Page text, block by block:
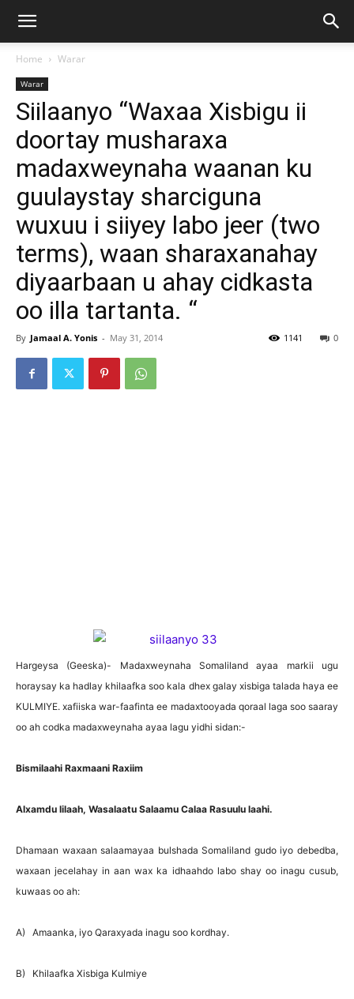
Home Warar
Warar
Siilaanyo “Waxaa Xisbigu ii
doortay musharaxa
madaxweynaha waanan ku
guulaystay sharciguna
wuxuu i siiyey labo jeer (two
terms), waan sharaxanahay
diyaarbaan u ahay cidkasta
oo illa tartanta. “
By Jamaal A. Yonis - May 31, 2014 0
1141
Hargeysa (Geeska)- Madaxweynaha Somaliland ayaa markii ugu
horaysay ka hadlay khilaafka soo kala dhex galay xisbiga talada haya ee
KULMIYE. xafiiska war-faafinta ee madaxtooyada qoraal laga soo saaray
oo ah codka madaxweynaha ayaa lagu yidhi sidan:-
Bismilaahi Raxmaani Raxiim
Alxamdu lilaah, Wasalaatu Salaamu Calaa Rasuulu laahi.
Dhamaan waxaan salaamayaa bulshada Somaliland gudo iyo debedba,
waxaan jecelahay in aan wax ka idhaahdo labo shay oo inagu cusub,
kuwaas oo ah:
A) Amaanka, iyo Qaraxyada inagu soo kordhay.
B) Khilaafka Xisbiga Kulmiye